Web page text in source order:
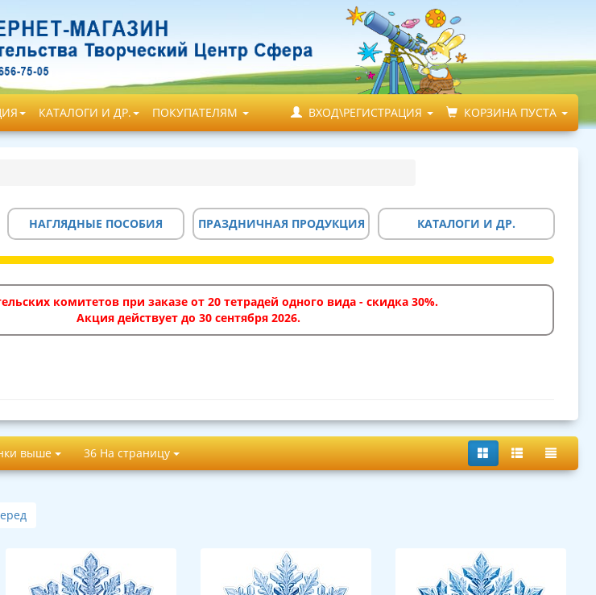
КАТАЛОГИ И ДР. ПОКУПАТЕЛЯМ ВХОД\РЕГИСТРАЦИЯ КОРЗИНА ПУСТА
НАГЛЯДНЫЕ ПОСОБИЯ ПРАЗДНИЧНАЯ ПРОДУКЦИЯ КАТАЛОГИ И ДР.
комитетов при заказе от 20 тетрадей одного вида - скидка 30%.
Акция действует до 30 сентября 2026.
выше 36 На страницу